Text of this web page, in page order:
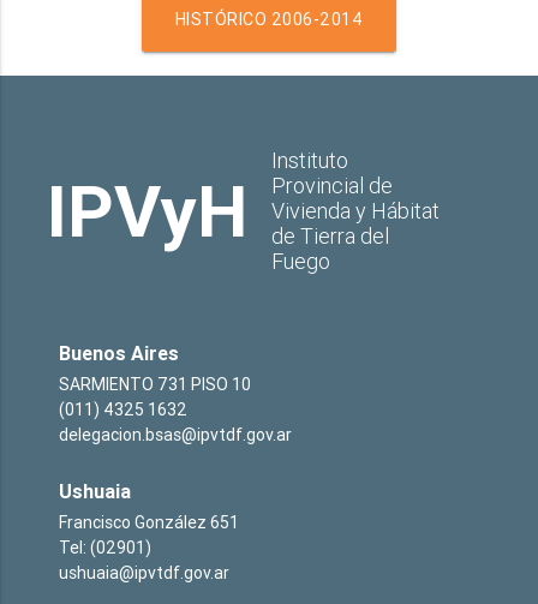
HISTÓRICO 2006-2014
IPVyH
Instituto
Provincial de
Vivienda y Hábitat
de Tierra del
Fuego
Buenos Aires
SARMIENTO 731 PISO 10
(011) 4325 1632
delegacion.bsas@ipvtdf.gov.ar
Ushuaia
Francisco González 651
Tel: (02901)
ushuaia@ipvtdf.gov.ar